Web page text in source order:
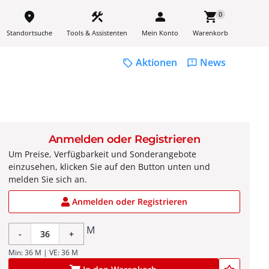
place
Standortsuche
construction
Tools & Assistenten
person
Mein Konto
shopping_cart0
Warenkorb
sell Aktionen feedback News
Anmelden oder Registrieren
Um Preise, Verfügbarkeit und Sonderangebote
einzusehen, klicken Sie auf den Button unten und
melden Sie sich an.
Anmelden oder Registrieren
- + M
Min: 36 M | VE: 36 M